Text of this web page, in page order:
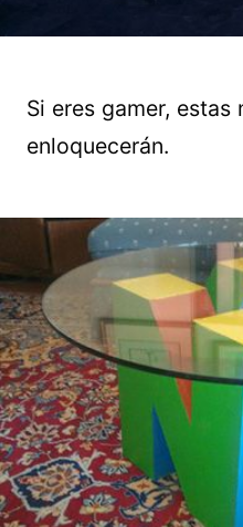
Si eres gamer, estas
enloquecerán.